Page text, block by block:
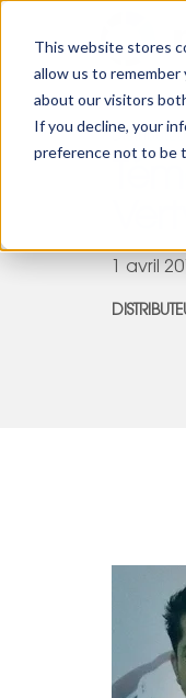
This website stores
allow us to
about our visitors
If you decline, your
preference not to be
1 avril